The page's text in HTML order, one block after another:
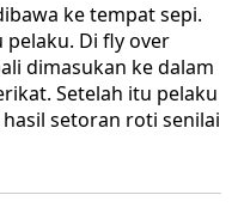
ke tempat sepi.
pelaku. Di fly over
dimasukan ke dalam
Setelah itu pelaku
setoran roti senilai